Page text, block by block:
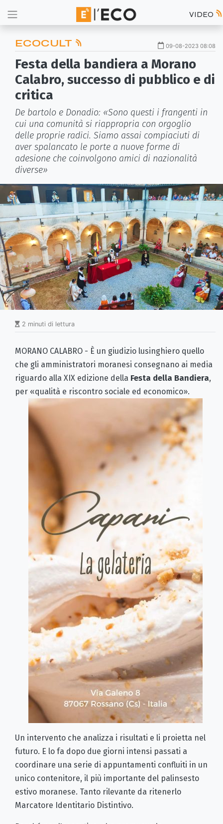
VIDEO
ECOCULT 09-08-2023 08:08
Festa della bandiera a Morano
Calabro, successo di pubblico e di
critica
De bartolo e Donadio: «Sono questi i frangenti in
cui una comunità si riappropria con orgoglio
delle proprie radici. Siamo assai compiaciuti di
aver spalancato le porte a nuove forme di
adesione che coinvolgono amici di nazionalità
diverse»
2 minuti di lettura
MORANO CALABRO - È un giudizio lusinghiero quello
che gli amministratori moranesi consegnano ai media
riguardo alla XIX edizione della Festa della Bandiera,
per «qualità e riscontro sociale ed economico».
Un intervento che analizza i risultati e li proietta nel
futuro. E lo fa dopo due giorni intensi passati a
coordinare una serie di appuntamenti confluiti in un
unico contenitore, il più importante del palinsesto
estivo moranese. Tanto rilevante da ritenerlo
Marcatore Identitario Distintivo.